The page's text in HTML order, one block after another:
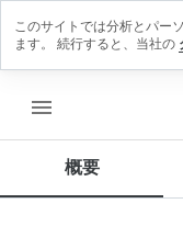
menu
概要
レビ
ーを
このサイトでは分析とパー
ます。 続行すると、当社の